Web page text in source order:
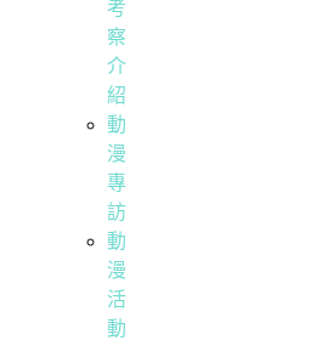
考
察
介
紹
動
漫
專
訪
動
漫
活
動